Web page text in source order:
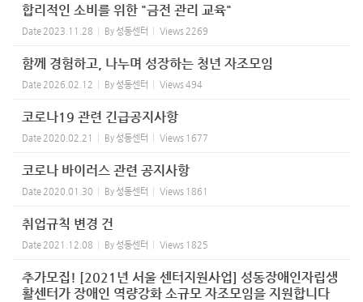
합리적인 소비를 위한 "금전 관리 교육"
Date 2023.11.28 By성동센터 Views 2269
함께 경험하고, 나누며 성장하는 청년 자조모임
Date 2026.02.12 By성동센터 Views 494
코로나19 관련 긴급공지사항
Date 2020.02.21 By성동센터 Views 1677
코로나 바이러스 관련 공지사항
Date 2020.01.30 By성동센터 Views 1861
취업규칙 변경 건
Date 2021.12.08 By성동센터 Views 1825
추가모집! [2021년 서울 센터지원사업] 성동장애인자립생
활센터가 장애인 역량강화 소규모 자조모임을 지원합니다